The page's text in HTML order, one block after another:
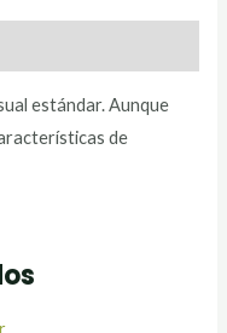
estándar. Aunque
de